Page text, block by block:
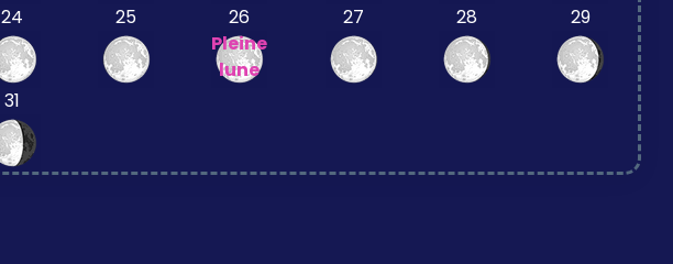
24 25
26
Pleine
lune
27 28 29
31